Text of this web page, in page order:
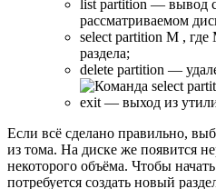
list partition — вывод
рассматриваемом
select partition M ,
раздела;
delete partition —
exit — выход из
Если всё сделано правильно,
из тома. На диске же появится
некоторого объёма. Чтобы
потребуется создать новый